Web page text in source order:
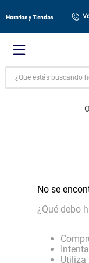
Horarios y Tiendas
¿Que estás buscando hoy?
No se
¿Qué debo
Utiliza